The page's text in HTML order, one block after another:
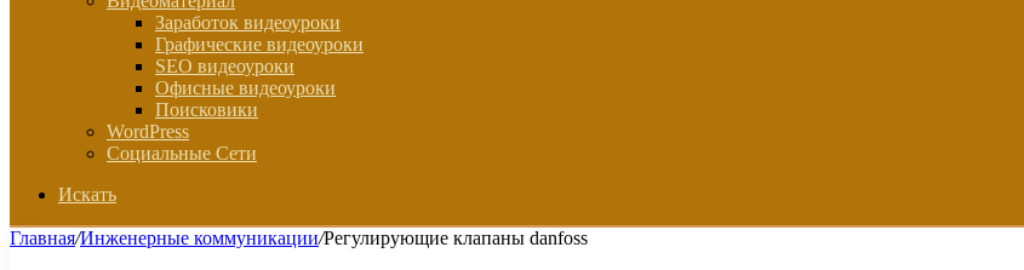
Заработок видеоуроки
Графические видеоуроки
SEO видеоуроки
Офисные видеоуроки
Поисковики
WordPress
Социальные Сети
Искать
Главная/Инженерные коммуникации/Регулирующие клапаны danfoss